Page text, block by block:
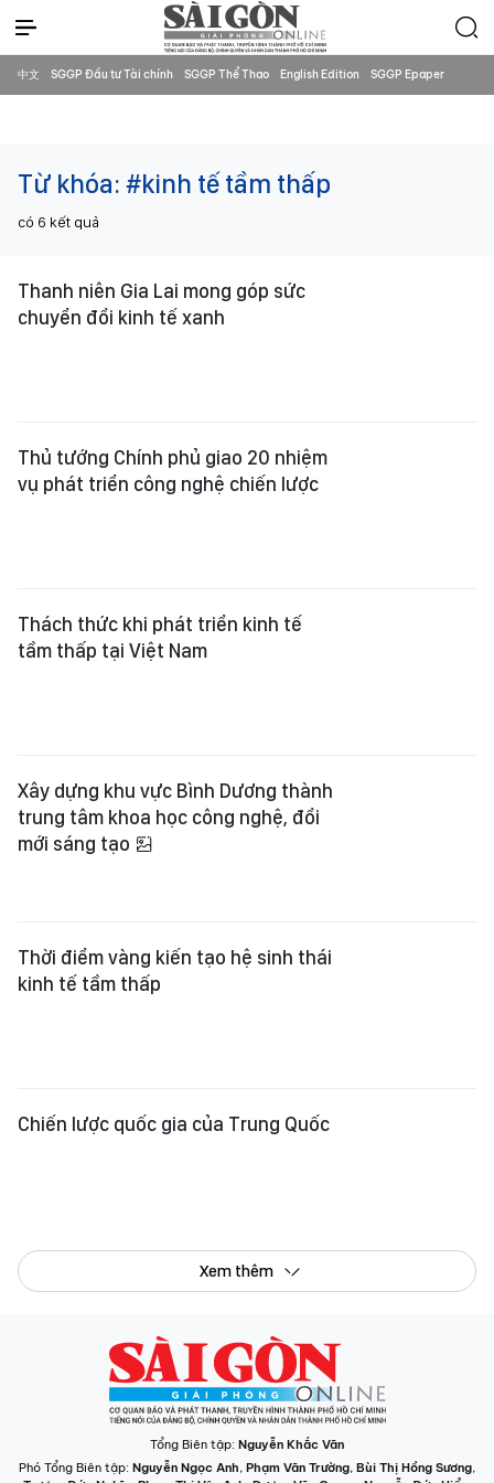
中文 SGGP Đầu tư Tài chính SGGP Thể Thao English Edition SGGP Epaper
Từ khóa: #kinh tế tầm thấp
có 6 kết quả
Thanh niên Gia Lai mong góp sức
chuyển đổi kinh tế xanh
Thủ tướng Chính phủ giao 20 nhiệm
vụ phát triển công nghệ chiến lược
Thách thức khi phát triển kinh tế
tầm thấp tại Việt Nam
Xây dựng khu vực Bình Dương thành
trung tâm khoa học công nghệ, đổi
mới sáng tạo
Thời điểm vàng kiến tạo hệ sinh thái
kinh tế tầm thấp
Chiến lược quốc gia của Trung Quốc
Xem thêm
Tổng Biên tập: Nguyễn Khắc Văn
Phó Tổng Biên tập: Nguyễn Ngọc Anh, Phạm Văn Trường, Bùi Thị Hồng Sương,